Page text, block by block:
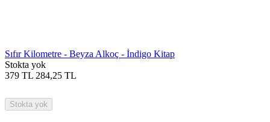
Sıfır Kilometre - Beyza Alkoç - İndigo Kitap
Stokta yok
379 TL 284,25 TL
Stokta yok